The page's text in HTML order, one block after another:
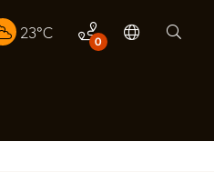
23°C 0